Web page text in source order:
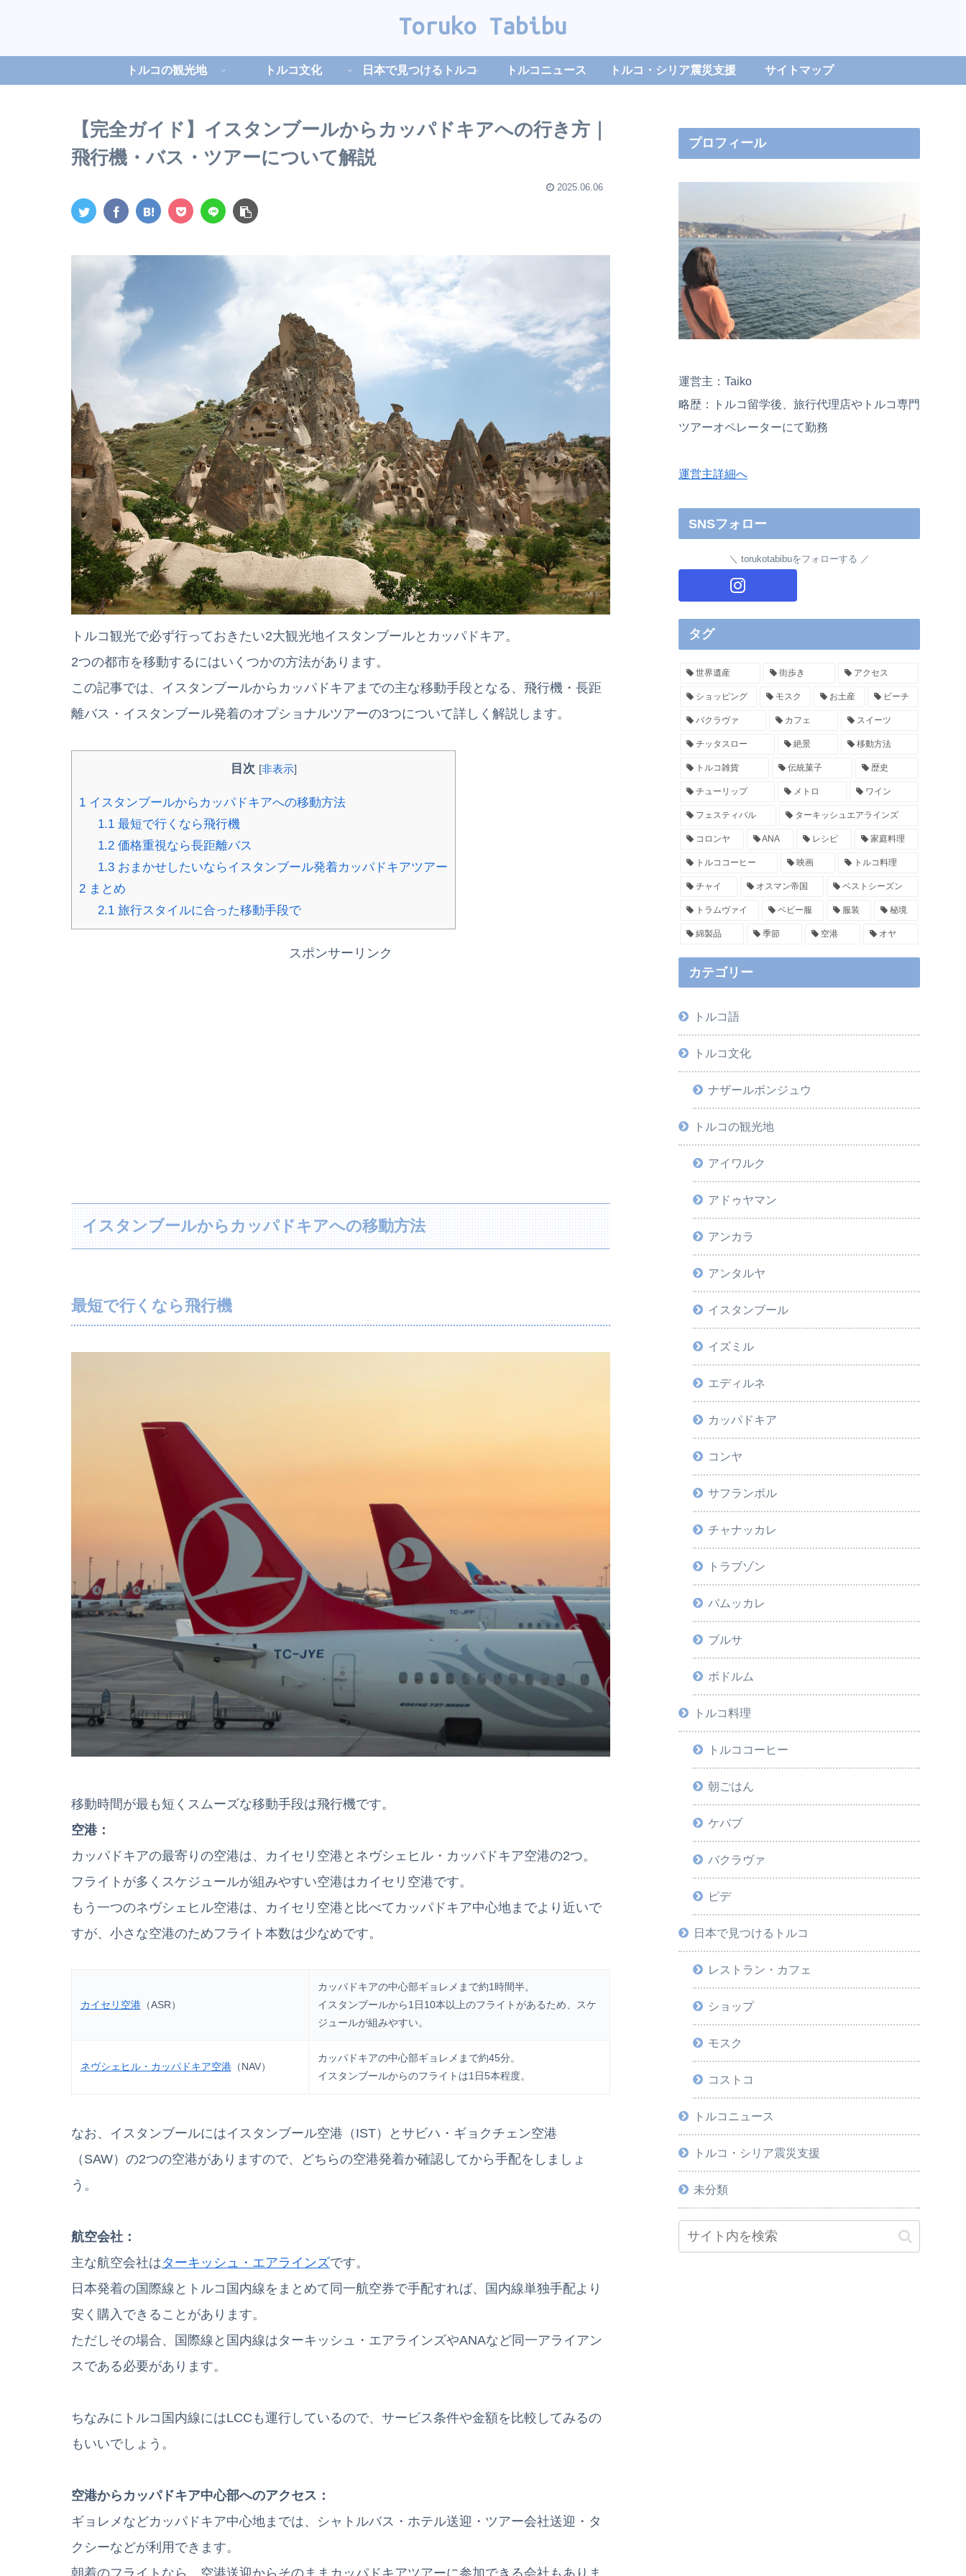
Toruko Tabibu
トルコの観光地 トルコ文化 日本で見つけるトルコ トルコニュース トルコ・シリア震災支援 サイトマップ
【完全ガイド】イスタンブールからカッパドキアへの行き方｜
飛行機・バス・ツアーについて解説
2025.06.06
トルコ観光で必ず行っておきたい2大観光地イスタンブールとカッパドキア。
2つの都市を移動するにはいくつかの方法があります。
この記事では、イスタンブールからカッパドキアまでの主な移動手段となる、飛行機・長距
離バス・イスタンブール発着のオプショナルツアーの3つについて詳しく解説します。
目次 [非表示]
1 イスタンブールからカッパドキアへの移動方法
1.1最短で行くなら飛行機
1.2価格重視なら長距離バス
1.3おまかせしたいならイスタンブール発着カッパドキアツアー
2 まとめ
2.1旅行スタイルに合った移動手段で
スポンサーリンク
イスタンブールからカッパドキアへの移動方法
最短で行くなら飛行機
移動時間が最も短くスムーズな移動手段は飛行機です。
空港：
カッパドキアの最寄りの空港は、カイセリ空港とネヴシェヒル・カッパドキア空港の2つ。
フライトが多くスケジュールが組みやすい空港はカイセリ空港です。
もう一つのネヴシェヒル空港は、カイセリ空港と比べてカッパドキア中心地までより近いで
すが、小さな空港のためフライト本数は少なめです。
カイセリ空港（ASR）
カッパドキアの中心部ギョレメまで約1時間半。
イスタンブールから1日10本以上のフライトがあるため、スケ
ジュールが組みやすい。
ネヴシェヒル・カッパドキア空港（NAV）
カッパドキアの中心部ギョレメまで約45分。
イスタンブールからのフライトは1日5本程度。
なお、イスタンブールにはイスタンブール空港（IST）とサビハ・ギョクチェン空港
（SAW）の2つの空港がありますので、どちらの空港発着か確認してから手配をしましょ
う。
航空会社：
主な航空会社はターキッシュ・エアラインズです。
日本発着の国際線とトルコ国内線をまとめて同一航空券で手配すれば、国内線単独手配より
安く購入できることがあります。
ただしその場合、国際線と国内線はターキッシュ・エアラインズやANAなど同一アライアン
スである必要があります。
ちなみにトルコ国内線にはLCCも運行しているので、サービス条件や金額を比較してみるの
もいいでしょう。
空港からカッパドキア中心部へのアクセス：
ギョレメなどカッパドキア中心地までは、シャトルバス・ホテル送迎・ツアー会社送迎・タ
クシーなどが利用できます。
プロフィール
運営主：Taiko
略歴：トルコ留学後、旅行代理店やトルコ専門
ツアーオペレーターにて勤務
運営主詳細へ
SNSフォロー
torukotabibuをフォローする
タグ
世界遺産 街歩き アクセス
ショッピング モスク お土産 ビーチ
バクラヴァ カフェ スイーツ
チッタスロー 絶景 移動方法
トルコ雑貨 伝統菓子 歴史
チューリップ メトロ ワイン
フェスティバル ターキッシュエアラインズ
コロンヤ ANA レシピ 家庭料理
トルココーヒー 映画 トルコ料理
チャイ オスマン帝国 ベストシーズン
トラムヴァイ ベビー服 服装 秘境
綿製品 季節 空港 オヤ
カテゴリー
トルコ語
トルコ文化
ナザールボンジュウ
トルコの観光地
アイワルク
アドゥヤマン
アンカラ
アンタルヤ
イスタンブール
イズミル
エディルネ
カッパドキア
コンヤ
サフランボル
チャナッカレ
トラブゾン
パムッカレ
ブルサ
ボドルム
トルコ料理
トルココーヒー
朝ごはん
ケバブ
バクラヴァ
ピデ
日本で見つけるトルコ
レストラン・カフェ
ショップ
モスク
コストコ
トルコニュース
トルコ・シリア震災支援
未分類